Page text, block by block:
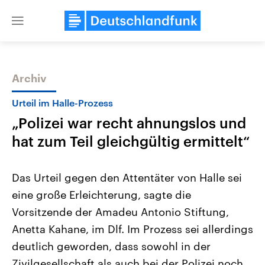
Close
Themen
Landtagswahl Sachsen-Anhalt
2026
Alle Informationen
Sachsen-Anhalt wählt am 6.
September 2026 einen neuen
Landtag. Seit 2021 wird das
Bundesland von einer Koalition aus
USA
Aktuelle Beiträge,
Hintergründe
Wirtschaftlich und
gehören die Vereinigten
den mächtigsten Ländern
mit großem Einfluss auf
Archiv
Urteil im Halle-Prozess
„Polizei war recht ahnungslos und
hat zum Teil gleichgültig ermittelt“
Das Urteil gegen den Attentäter von Halle sei
eine große Erleichterung, sagte die
Vorsitzende der Amadeu Antonio Stiftung,
Anetta Kahane, im Dlf. Im Prozess sei allerdings
deutlich geworden, dass sowohl in der